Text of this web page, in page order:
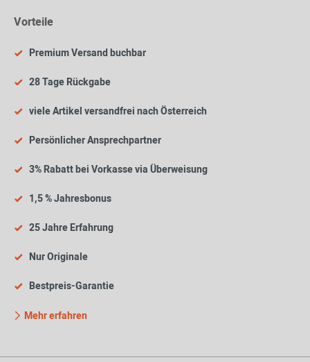
Vorteile
Premium Versand buchbar
28 Tage Rückgabe
viele Artikel versandfrei nach Österreich
Persönlicher Ansprechpartner
3% Rabatt bei Vorkasse via Überweisung
1,5 % Jahresbonus
25 Jahre Erfahrung
Nur Originale
Bestpreis-Garantie
Mehr erfahren